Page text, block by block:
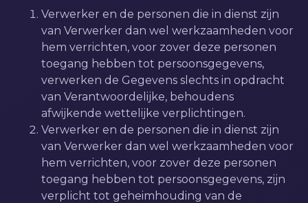
Verwerker en de personen die in dienst zijn
van Verwerker dan wel werkzaamheden voor
hem verrichten, voor zover deze personen
toegang hebben tot persoonsgegevens,
verwerken de Gegevens slechts in opdracht
van Verantwoordelijke, behoudens
afwijkende wettelijke verplichtingen.
Verwerker en de personen die in dienst zijn
van Verwerker dan wel werkzaamheden voor
hem verrichten, voor zover deze personen
toegang hebben tot persoonsgegevens, zijn
verplicht tot geheimhouding van de